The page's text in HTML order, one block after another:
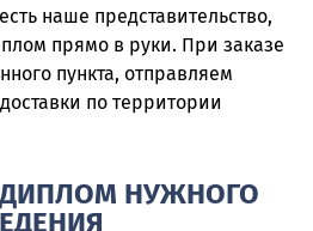
наше представительство,
прямо в руки. При заказе
пункта, отправляем
по территории
ДИПЛОМ НУЖНОГО